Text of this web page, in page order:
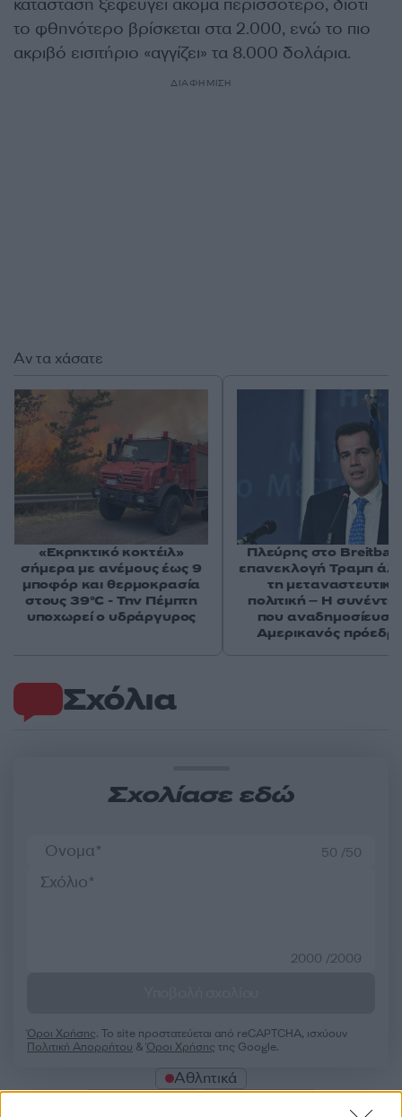
κατάσταση ξεφεύγει ακόμα περισσότερο, διότι
το φθηνότερο βρίσκεται στα 2.000, ενώ το πιο
ακριβό εισιτήριο «αγγίζει» τα 8.000 δολάρια.
ΔΙΑΦΗΜΙΣΗ
Σχόλια
Σχολίασε εδώ
50 /50
2000 /2000
Όροι Χρήσης. Το site προστατεύεται από reCAPTCHA, ισχύουν
Πολιτική Απορρήτου &Όροι Χρήσης της Google.
Αθλητικά
Αν τα χάσατε
«Εκρηκτικό κοκτέιλ»
σήμερα με ανέμους έως 9
μποφόρ και θερμοκρασία
στους 39°C - Την Πέμπτη
υποχωρεί ο υδράργυρος
Πλεύρης στο
επανεκλογή Τραμπ
τη μεταναστευτική
πολιτική – Η
που αναδημοσίευσε
Αμερικανός